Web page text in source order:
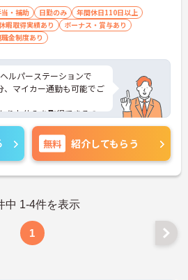
・補助 日勤のみ
年間休日110日以上
暇取得実績あり
ボーナス・賞与あり
金制度あり
ルパーステーションで
、マイカー通勤も可能でご
りお休みを取得できるの
を大切にしたい方におす
時間程度ですので、勤務
です。
対策ポイントなど、さら
無料 紹介してもらう
中 1-4件を表示
1